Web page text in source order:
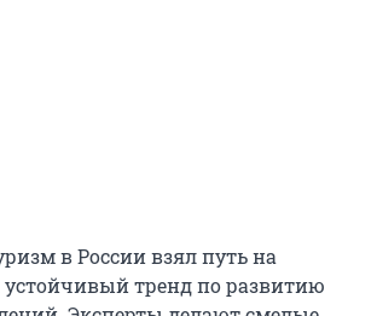
в России взял путь на
тренд по развитию